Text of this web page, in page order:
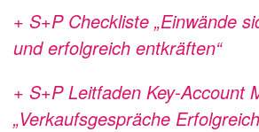
+ S+P Checkliste „Einwände
und erfolgreich entkräften“
+ S+P Leitfaden Key-Account
„Verkaufsgespräche